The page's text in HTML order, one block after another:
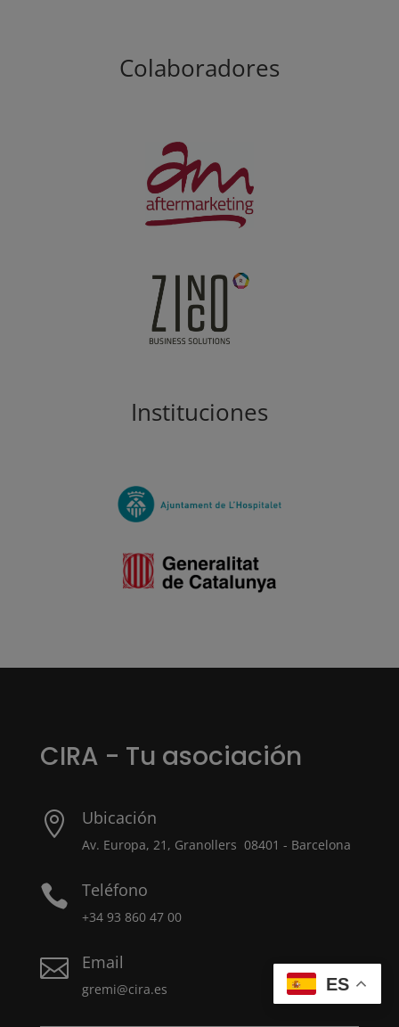
Colaboradores
Instituciones
CIRA - Tu asociación
 Ubicación
Av. Europa, 21, Granollers 08401 - Barcelona
 Teléfono
+34 93 860 47 00
 Email
gremi@cira.es ES